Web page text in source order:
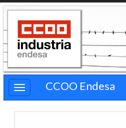
Pasar
contenido
principal
CCOO Endesa